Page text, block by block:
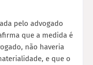
pelo advogado
que a medida é
não haveria
e que o